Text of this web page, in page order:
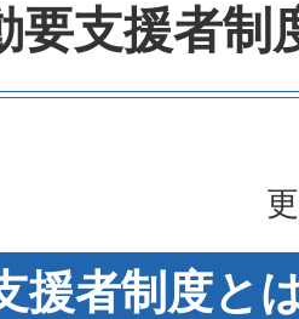
要支援者制
援者制度と